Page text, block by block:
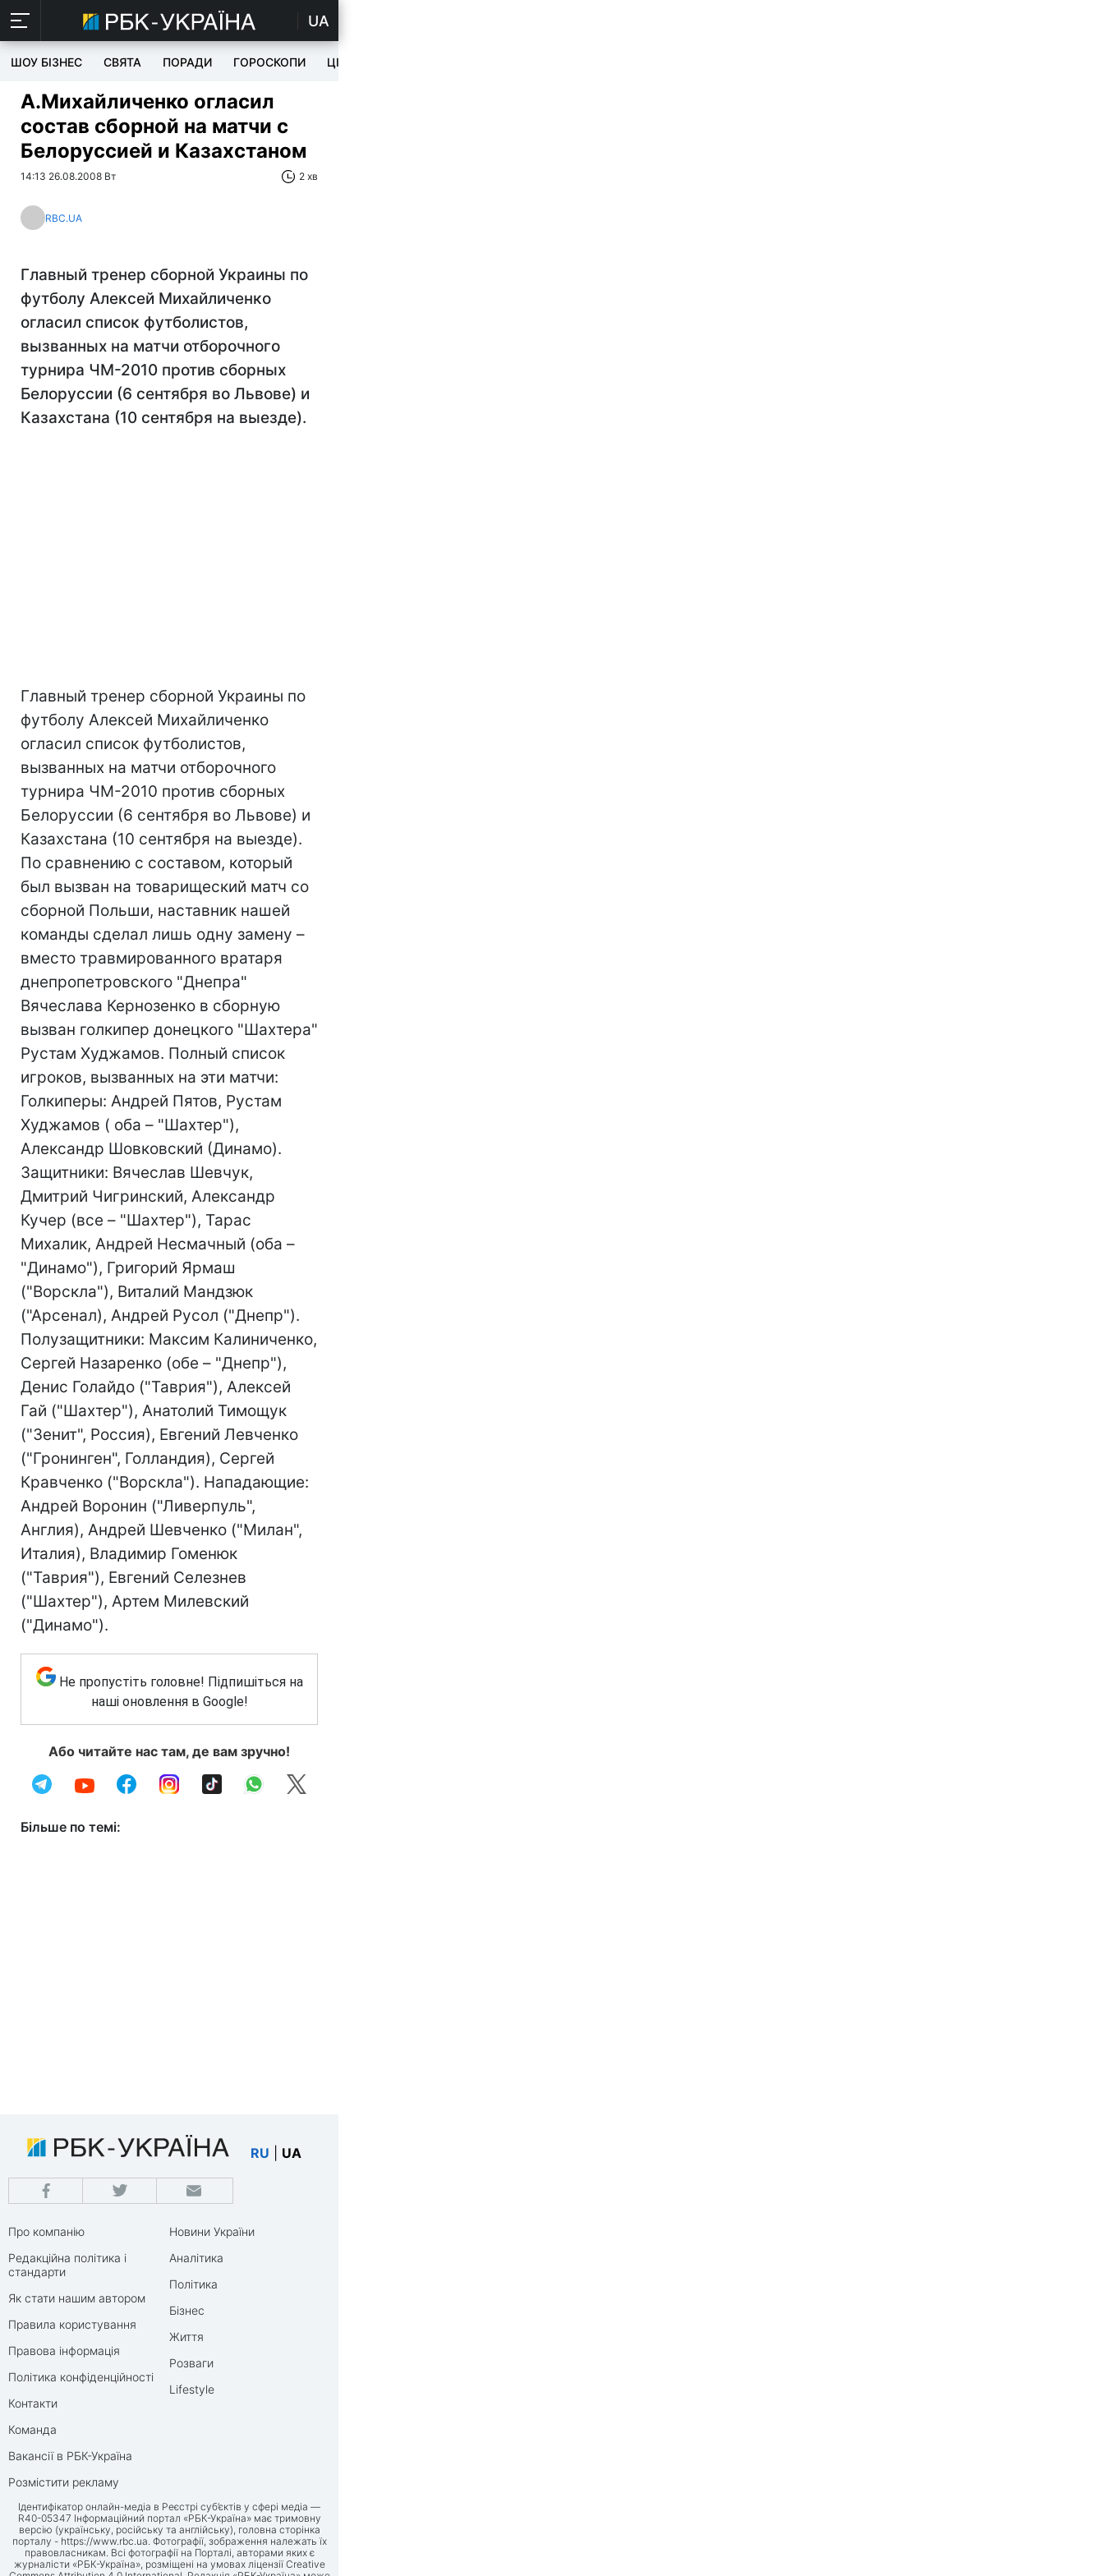
UA
ШОУ БІЗНЕС СВЯТА ПОРАДИ ГОРОСКОПИ ЦІКАВЕ
А.Михайличенко огласил
состав сборной на матчи с
Белоруссией и Казахстаном
14:13 26.08.2008 Вт 2 хв
RBC.UA
Главный тренер сборной Украины по
футболу Алексей Михайличенко
огласил список футболистов,
вызванных на матчи отборочного
турнира ЧМ-2010 против сборных
Белоруссии (6 сентября во Львове) и
Казахстана (10 сентября на выезде).
Главный тренер сборной Украины по
футболу Алексей Михайличенко
огласил список футболистов,
вызванных на матчи отборочного
турнира ЧМ-2010 против сборных
Белоруссии (6 сентября во Львове) и
Казахстана (10 сентября на выезде).
По сравнению с составом, который
был вызван на товарищеский матч со
сборной Польши, наставник нашей
команды сделал лишь одну замену –
вместо травмированного вратаря
днепропетровского "Днепра"
Вячеслава Кернозенко в сборную
вызван голкипер донецкого "Шахтера"
Рустам Худжамов. Полный список
игроков, вызванных на эти матчи:
Голкиперы: Андрей Пятов, Рустам
Худжамов ( оба – "Шахтер"),
Александр Шовковский (Динамо).
Защитники: Вячеслав Шевчук,
Дмитрий Чигринский, Александр
Кучер (все – "Шахтер"), Тарас
Михалик, Андрей Несмачный (оба –
"Динамо"), Григорий Ярмаш
("Ворскла"), Виталий Мандзюк
("Арсенал), Андрей Русол ("Днепр").
Полузащитники: Максим Калиниченко,
Сергей Назаренко (обе – "Днепр"),
Денис Голайдо ("Таврия"), Алексей
Гай ("Шахтер"), Анатолий Тимощук
("Зенит", Россия), Евгений Левченко
("Гронинген", Голландия), Сергей
Кравченко ("Ворскла"). Нападающие:
Андрей Воронин ("Ливерпуль",
Англия), Андрей Шевченко ("Милан",
Италия), Владимир Гоменюк
("Таврия"), Евгений Селезнев
("Шахтер"), Артем Милевский
("Динамо").
Не пропустіть головне! Підпишіться на
наші оновлення в Google!
Або читайте нас там, де вам зручно!
Більше по темі:
RU UA
Про компанію
Редакційна політика і
стандарти
Як стати нашим автором
Правила користування
Правова інформація
Політика конфіденційності
Контакти
Команда
Вакансії в РБК-Україна
Розмістити рекламу
Новини України
Аналітика
Політика
Бізнес
Життя
Розваги
Lifestyle
Ідентифікатор онлайн-медіа в Реєстрі суб’єктів у сфері медіа —
R40-05347 Інформаційний портал «РБК-Україна» має тримовну
версію (українську, російську та англійську), головна сторінка
порталу - https://www.rbc.ua. Фотографії, зображення належать їх
правовласникам. Всі фотографії на Порталі, авторами яких є
журналісти «РБК-Україна», розміщені на умовах ліцензії Creative